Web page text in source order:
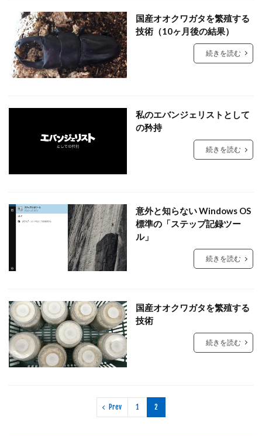
国産オオクワガタを繁殖する
技術（10ヶ月後の結果）
続きを読む
私のエバンジェリストとして
の矜持
続きを読む
意外と知らない Windows OS
標準の「ステップ記録ツー
ル」
続きを読む
国産オオクワガタを繁殖する
技術
続きを読む
Prev 1 2